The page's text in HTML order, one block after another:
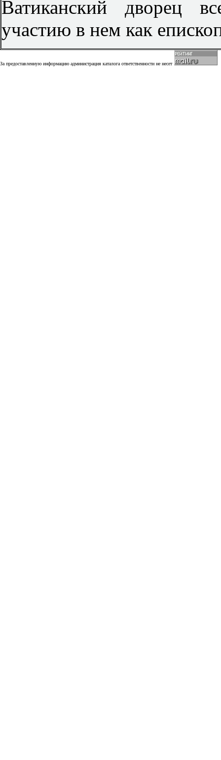
Ватиканский дворец
участию в нем как
За предоставленную информацию администрация каталога ответственности не несет